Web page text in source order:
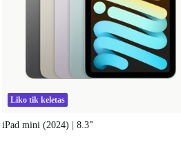
Liko tik keletas
iPad mini (2024) | 8.3"